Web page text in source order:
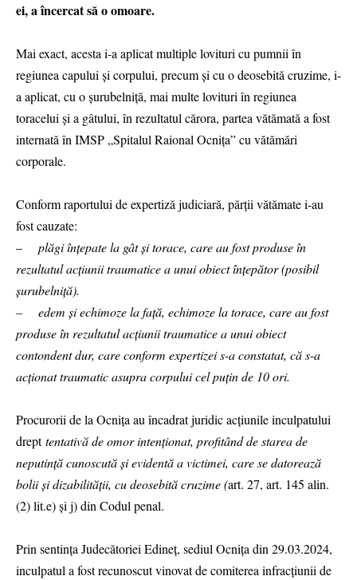
ei, a încercat să o omoare.
Mai exact, acesta i-a aplicat multiple lovituri cu pumnii în
regiunea capului și corpului, precum și cu o deosebită cruzime, i-
a aplicat, cu o șurubelniță, mai multe lovituri în regiunea
toracelui și a gâtului, în rezultatul cărora, partea vătămată a fost
internată în IMSP „Spitalul Raional Ocnița” cu vătămări
corporale.
Conform raportului de expertiză judiciară, părții vătămate i-au
fost cauzate:
– plăgi înțepate la gât și torace, care au fost produse în
rezultatul acțiunii traumatice a unui obiect înțepător (posibil
șurubelniță).
– edem și echimoze la față, echimoze la torace, care au fost
produse în rezultatul acțiunii traumatice a unui obiect
contondent dur, care conform expertizei s-a constatat, că s-a
acționat traumatic asupra corpului cel puțin de 10 ori.
Procurorii de la Ocnița au încadrat juridic acțiunile inculpatului
drepttentativă de omor intenționat, profitând de starea de
neputinţă cunoscută și evidentă a victimei, care se datorează
bolii și dizabilităţii, cu deosebită cruzime (art. 27, art. 145 alin.
(2) lit.e) și j) din Codul penal.
Prin sentința Judecătoriei Edineț, sediul Ocnița din 29.03.2024,
inculpatul a fost recunoscut vinovat de comiterea infracțiunii de